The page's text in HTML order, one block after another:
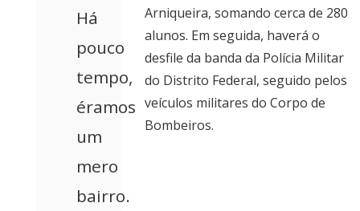
Há
pouco
tempo,
éramos
um
mero
bairro.
Arniqueira, somando cerca de 280
alunos. Em seguida, haverá o
desfile da banda da Polícia Militar
do Distrito Federal, seguido pelos
veículos militares do Corpo de
Bombeiros.